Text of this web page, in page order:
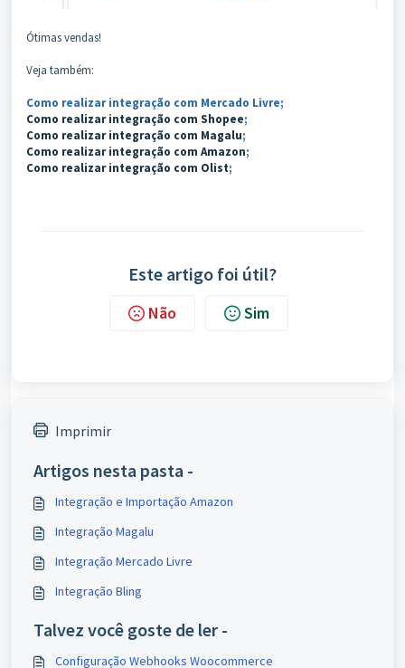
Ótimas vendas!
Veja também:
Como realizar integração com Mercado Livre;
Como realizar integração com Shopee;
Como realizar integração com Magalu;
Como realizar integração com Amazon;
Como realizar integração com Olist;
Este artigo foi útil?
Não Sim
Imprimir
Artigos nesta pasta -
Integração e Importação Amazon
Integração Magalu
Integração Mercado Livre
Integração Bling
Talvez você goste de ler -
Configuração Webhooks Woocommerce